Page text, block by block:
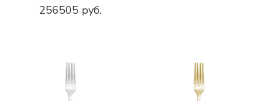
256505 руб.